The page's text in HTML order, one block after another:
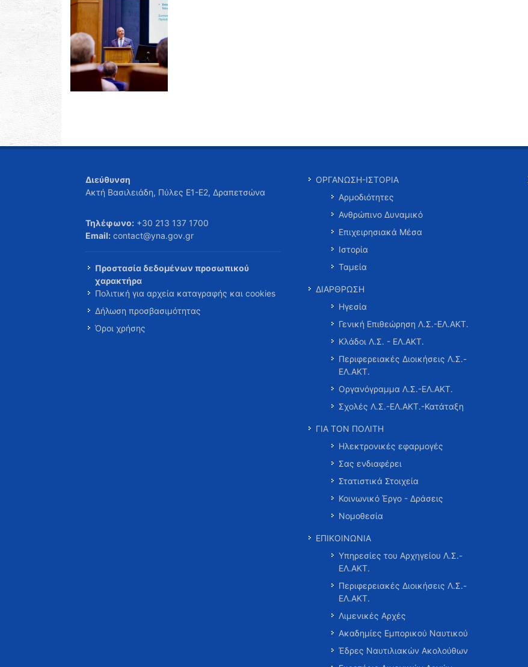
Διεύθυνση
Ακτή Βασιλειάδη, Πύλες Ε1-Ε2, Δραπετσώνα
Τηλέφωνο: +30 213 137 1700
Email: contact@yna.gov.gr
Προστασία δεδομένων προσωπικού
χαρακτήρα
Πολιτική για αρχεία καταγραφής και cookies
Δήλωση προσβασιμότητας
Όροι χρήσης
ΟΡΓΑΝΩΣΗ-ΙΣΤΟΡΙΑ
Αρμοδιότητες
Ανθρώπινο Δυναμικό
Επιχειρησιακά Μέσα
Ιστορία
Ταμεία
ΔΙΑΡΘΡΩΣΗ
Ηγεσία
Γενική Επιθεώρηση Λ.Σ.-ΕΛ.ΑΚΤ.
Κλάδοι Λ.Σ. - ΕΛ.ΑΚΤ.
Περιφερειακές Διοικήσεις Λ.Σ.-
ΕΛ.ΑΚΤ.
Οργανόγραμμα Λ.Σ.-ΕΛ.ΑΚΤ.
Σχολές Λ.Σ.-ΕΛ.ΑΚΤ.-Κατάταξη
ΓΙΑ ΤΟΝ ΠΟΛΙΤΗ
Ηλεκτρονικές εφαρμογές
Σας ενδιαφέρει
Στατιστικά Στοιχεία
Κοινωνικό Έργο - Δράσεις
Νομοθεσία
ΕΠΙΚΟΙΝΩΝΙΑ
Υπηρεσίες του Αρχηγείου Λ.Σ.-
ΕΛ.ΑΚΤ.
Περιφερειακές Διοικήσεις Λ.Σ.-
ΕΛ.ΑΚΤ.
Λιμενικές Αρχές
Ακαδημίες Εμπορικού Ναυτικού
Έδρες Ναυτιλιακών Ακολούθων